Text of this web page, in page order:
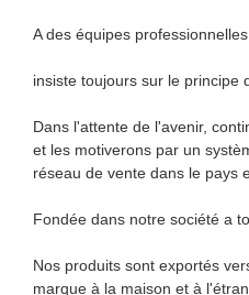
A des équipes
insiste toujours sur le principe
Dans l'attente de l'avenir,
et les motiverons par un
réseau de vente dans le pays
Fondée dans notre société a
Nos produits sont exportés
marque à la maison et à